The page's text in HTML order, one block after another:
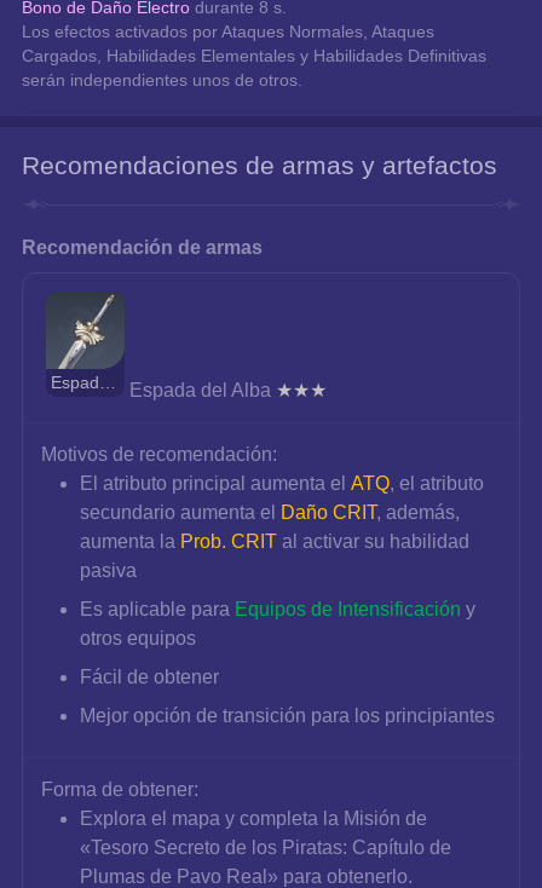
Bono de Daño Electro durante 8 s.
Los efectos activados por Ataques Normales, Ataques
Cargados, Habilidades Elementales y Habilidades Definitivas
serán independientes unos de otros.
Recomendaciones de armas y artefactos
Recomendación de armas
Espada del Alba ★★★
Motivos de recomendación:
El atributo principal aumenta el ATQ, el atributo
secundario aumenta el Daño CRIT, además,
aumenta la Prob. CRIT al activar su habilidad
pasiva
Es aplicable para Equipos de Intensificación y
otros equipos
Fácil de obtener
Mejor opción de transición para los principiantes
Forma de obtener:
Explora el mapa y completa la Misión de
«Tesoro Secreto de los Piratas: Capítulo de
Plumas de Pavo Real» para obtenerlo.